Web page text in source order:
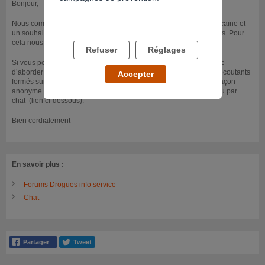
Bonjour,
Nous comprenons une souffrance liée à une dépendance à la cocaïne et
un souhait de pouvoir échanger sur ce sujet avec d’autres usagers. Pour
cela nous vous joignons ci-dessous le lien du forum de notre site.
Si vous pensez que cela peut vous aider, il est également possible
d’aborder cette situation sous forme d’échanges avec un de nos écoutants
formés sur la question de la dépendance en nous contactant de façon
anonyme et gratuite au 0800 23 13 13 tous les jours de 8h à 2h ou par
chat (lien ci-dessous).
Bien cordialement
En savoir plus :
Forums Drogues info service
Chat
Refuser Réglages
Accepter